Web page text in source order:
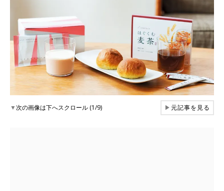
▼次の画像は下へスクロール (1/9) ▶元記事を見る